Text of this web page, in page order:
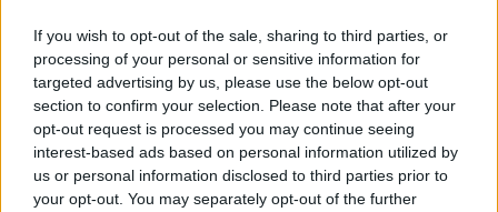
If you wish to opt-out of the sale, sharing to third parties, or
processing of your personal or sensitive information for
targeted advertising by us, please use the below opt-out
section to confirm your selection. Please note that after your
opt-out request is processed you may continue seeing
interest-based ads based on personal information utilized by
us or personal information disclosed to third parties prior to
your opt-out. You may separately opt-out of the further
REPER
SENS
SOS (Șoșoacă)
POT (Gavrilă)
PACE (Peia)
Acțiunea Conservatoare (Târziu)